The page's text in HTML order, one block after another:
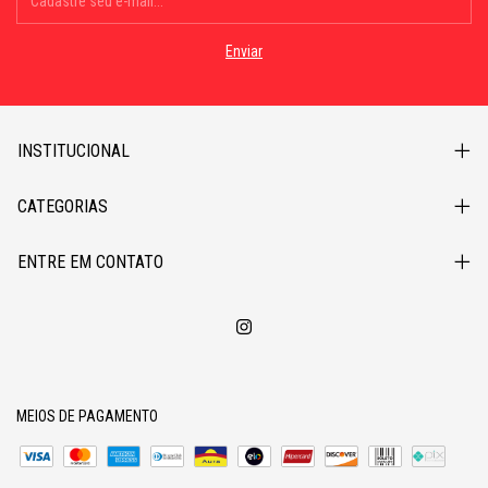
INSTITUCIONAL
CATEGORIAS
ENTRE EM CONTATO
MEIOS DE PAGAMENTO